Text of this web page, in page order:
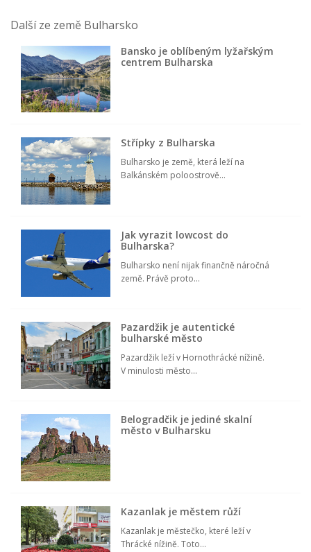
Další ze země Bulharsko
Bansko je oblíbeným lyžařským
centrem Bulharska
Střípky z Bulharska
Bulharsko je země, která leží na
Balkánském poloostrově...
Jak vyrazit lowcost do
Bulharska?
Bulharsko není nijak finančně náročná
země. Právě proto...
Pazardžik je autentické
bulharské město
Pazardžik leží v Hornothrácké nížině.
V minulosti město...
Belogradčik je jediné skalní
město v Bulharsku
Kazanlak je městem růží
Kazanlak je městečko, které leží v
Thrácké nížině. Toto...